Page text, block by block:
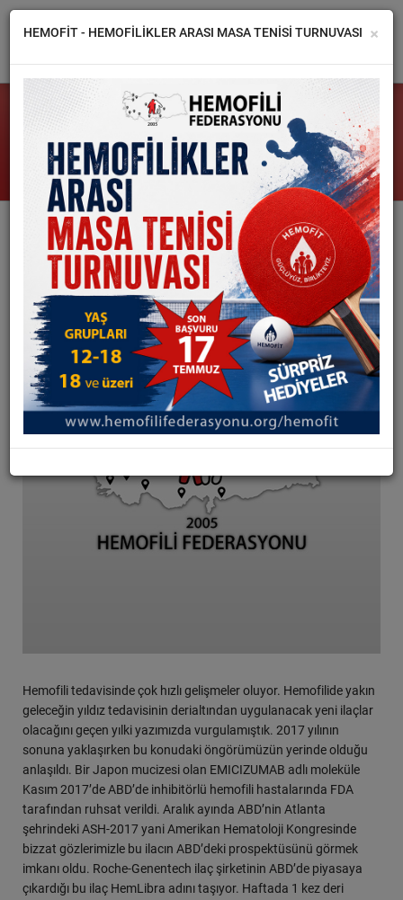
FEDERASYON
HEMOFİLİ
HABERLER
GALERİ
İLETİŞİM
2018 YILINA GİRERKEN HEMOFİLİDE SON
GELİŞMELER
14
OCAK
2018
Hemofili tedavisinde çok hızlı gelişmeler oluyor. Hemofilide yakın
geleceğin yıldız tedavisinin derialtından uygulanacak yeni ilaçlar
olacağını geçen yılki yazımızda vurgulamıştık. 2017 yılının
sonuna yaklaşırken bu konudaki öngörümüzün yerinde olduğu
anlaşıldı. Bir Japon mucizesi olan EMICIZUMAB adlı moleküle
Kasım 2017’de ABD’de inhibitörlü hemofili hastalarında FDA
tarafından ruhsat verildi. Aralık ayında ABD’nin Atlanta
şehrindeki ASH-2017 yani Amerikan Hematoloji Kongresinde
bizzat gözlerimizle bu ilacın ABD’deki prospektüsünü görmek
imkanı oldu. Roche-Genentech ilaç şirketinin ABD’de piyasaya
çıkardığı bu ilaç HemLibra adını taşıyor. Haftada 1 kez deri
×
HEMOFİT - HEMOFİLİKLER ARASI MASA TENİSİ TURNUVASI